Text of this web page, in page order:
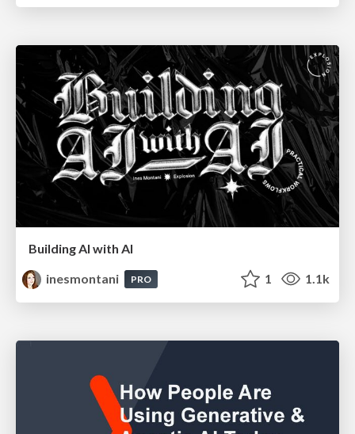
Building AI with AI
inesmontani
PRO 1 1.1k